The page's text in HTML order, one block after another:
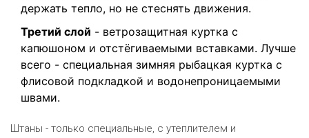
держать тепло, но не стеснять движения.
Третий слой - ветрозащитная куртка с
капюшоном и отстёгиваемыми вставками. Лучше
всего - специальная зимняя рыбацкая куртка с
флисовой подкладкой и водонепроницаемыми
швами.
Штаны - только специальные, с утеплителем и